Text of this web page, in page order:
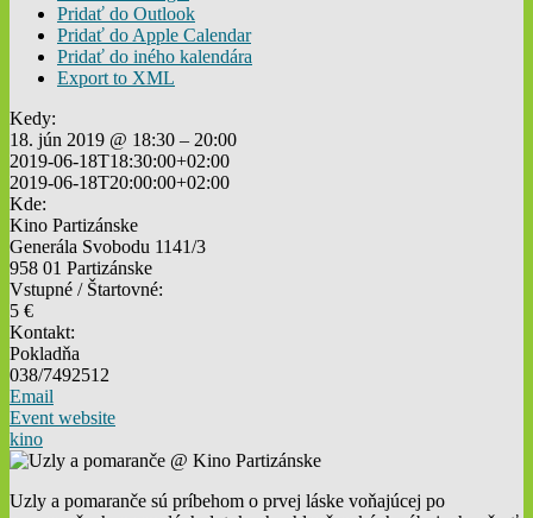
Pridať do Outlook
Pridať do Apple Calendar
Pridať do iného kalendára
Export to XML
Kedy:
18. jún 2019 @ 18:30 – 20:00
2019-06-18T18:30:00+02:00
2019-06-18T20:00:00+02:00
Kde:
Kino Partizánske
Generála Svobodu 1141/3
958 01 Partizánske
Vstupné / Štartovné:
5 €
Kontakt:
Pokladňa
038/7492512
Email
Event website
kino
Uzly a pomaranče sú príbehom o prvej láske voňajúcej po